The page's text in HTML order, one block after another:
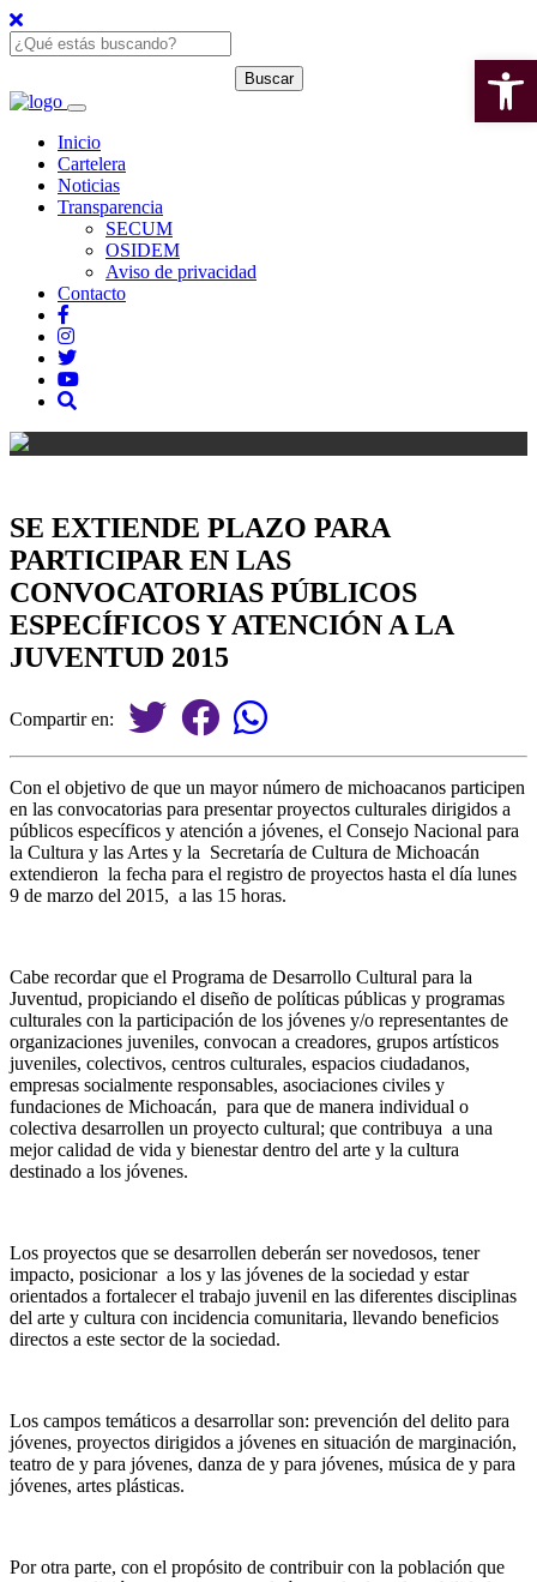
Inicio
Cartelera
Noticias
Transparencia
SECUM
OSIDEM
Aviso de privacidad
Contacto
SE EXTIENDE PLAZO PARA
PARTICIPAR EN LAS
CONVOCATORIAS PÚBLICOS
ESPECÍFICOS Y ATENCIÓN A LA
JUVENTUD 2015
Compartir en:
Con el objetivo de que un mayor número de michoacanos participen
en las convocatorias para presentar proyectos culturales dirigidos a
públicos específicos y atención a jóvenes, el Consejo Nacional para
la Cultura y las Artes y la Secretaría de Cultura de Michoacán
extendieron la fecha para el registro de proyectos hasta el día lunes
9 de marzo del 2015, a las 15 horas.
Cabe recordar que el Programa de Desarrollo Cultural para la
Juventud, propiciando el diseño de políticas públicas y programas
culturales con la participación de los jóvenes y/o representantes de
organizaciones juveniles, convocan a creadores, grupos artísticos
juveniles, colectivos, centros culturales, espacios ciudadanos,
empresas socialmente responsables, asociaciones civiles y
fundaciones de Michoacán, para que de manera individual o
colectiva desarrollen un proyecto cultural; que contribuya a una
mejor calidad de vida y bienestar dentro del arte y la cultura
destinado a los jóvenes.
Los proyectos que se desarrollen deberán ser novedosos, tener
impacto, posicionar a los y las jóvenes de la sociedad y estar
orientados a fortalecer el trabajo juvenil en las diferentes disciplinas
del arte y cultura con incidencia comunitaria, llevando beneficios
directos a este sector de la sociedad.
Los campos temáticos a desarrollar son: prevención del delito para
jóvenes, proyectos dirigidos a jóvenes en situación de marginación,
teatro de y para jóvenes, danza de y para jóvenes, música de y para
jóvenes, artes plásticas.
Por otra parte, con el propósito de contribuir con la población que